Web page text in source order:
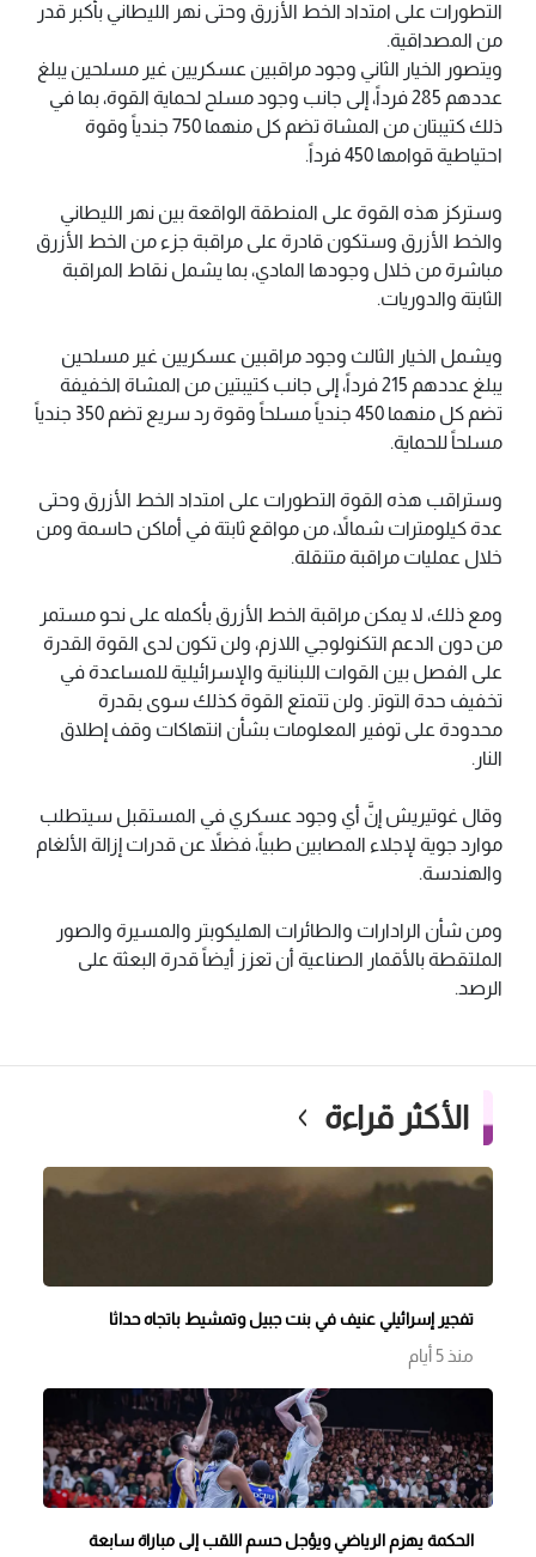
التطورات على امتداد الخط الأزرق وحتى نهر الليطاني بأكبر قدر
من المصداقية.
ويتصور الخيار الثاني وجود مراقبين عسكريين غير مسلحين يبلغ
عددهم 285 فرداً، إلى جانب وجود مسلح لحماية القوة، بما في
ذلك كتيبتان من المشاة تضم كل منهما 750 جندياً وقوة
احتياطية قوامها 450 فرداً.
وستركز هذه القوة على المنطقة الواقعة بين نهر الليطاني
والخط الأزرق وستكون قادرة على مراقبة جزء من الخط الأزرق
مباشرة من خلال وجودها المادي، بما يشمل نقاط المراقبة
الثابتة والدوريات.
ويشمل الخيار الثالث وجود مراقبين عسكريين غير مسلحين
يبلغ عددهم 215 فرداً، إلى جانب كتيبتين من المشاة الخفيفة
تضم كل منهما 450 جندياً مسلحاً وقوة رد سريع تضم 350 جندياً
مسلحاً للحماية.
وستراقب هذه القوة التطورات على امتداد الخط الأزرق وحتى
عدة كيلومترات شمالاً، من مواقع ثابتة في أماكن حاسمة ومن
خلال عمليات مراقبة متنقلة.
ومع ذلك، لا يمكن مراقبة الخط الأزرق بأكمله على نحو مستمر
من دون الدعم التكنولوجي اللازم، ولن تكون لدى القوة القدرة
على الفصل بين القوات اللبنانية والإسرائيلية للمساعدة في
تخفيف حدة التوتر. ولن تتمتع القوة كذلك سوى بقدرة
محدودة على توفير المعلومات بشأن انتهاكات وقف إطلاق
النار.
وقال غوتيريش إنَّ أي وجود عسكري في المستقبل سيتطلب
موارد جوية لإجلاء المصابين طبياً، فضلاً عن قدرات إزالة الألغام
والهندسة.
ومن شأن الرادارات والطائرات الهليكوبتر والمسيرة والصور
الملتقطة بالأقمار الصناعية أن تعزز أيضاً قدرة البعثة على
الرصد.
الأكثر قراءة
تفجير إسرائيلي عنيف في بنت جبيل وتمشيط باتجاه حداثا
منذ 5 أيام
الحكمة يهزم الرياضي ويؤجل حسم اللقب إلى مباراة سابعة